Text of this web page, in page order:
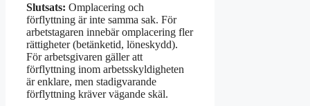
Slutsats: Omplacering och
förflyttning är inte samma sak. För
arbetstagaren innebär omplacering fler
rättigheter (betänketid, löneskydd).
För arbetsgivaren gäller att
förflyttning inom arbetsskyldigheten
är enklare, men stadigvarande
förflyttning kräver vägande skäl.